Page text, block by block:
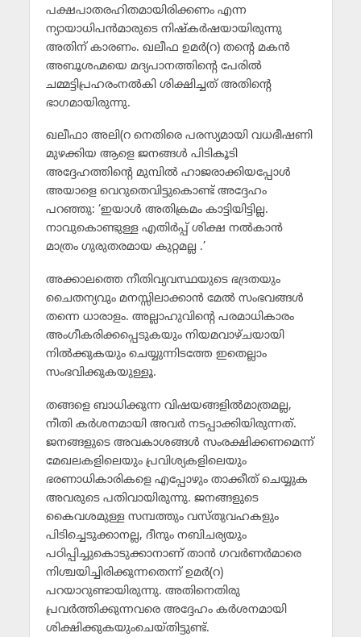
പക്ഷപാതരഹിതമായിരിക്കണം എന്ന
ന്യായാധിപന്‍മാരുടെ നിഷ്‌കര്‍ഷയായിരുന്നു
അതിന് കാരണം. ഖലീഫ ഉമര്‍(റ) തന്റെ മകന്‍
അബൂശഹ്മയെ മദ്യപാനത്തിന്റെ പേരില്‍
ചമ്മട്ടിപ്രഹരംനല്‍കി ശിക്ഷിച്ചത് അതിന്റെ
ഭാഗമായിരുന്നു.
ഖലീഫാ അലി(റ നെതിരെ പരസ്യമായി വധഭീഷണി
മുഴക്കിയ ആളെ ജനങ്ങള്‍ പിടികൂടി
അദ്ദേഹത്തിന്റെ മുമ്പില്‍ ഹാജരാക്കിയപ്പോള്‍
അയാളെ വെറുതെവിട്ടുകൊണ്ട് അദ്ദേഹം
പറഞ്ഞു: ‘ഇയാള്‍ അതിക്രമം കാട്ടിയിട്ടില്ല.
നാവുകൊണ്ടുള്ള എതിര്‍പ്പ് ശിക്ഷ നല്‍കാന്‍
മാത്രം ഗുരുതരമായ കുറ്റമല്ല .’
അക്കാലത്തെ നീതിവ്യവസ്ഥയുടെ ഭദ്രതയും
ചൈതന്യവും മനസ്സിലാക്കാന്‍ മേല്‍ സംഭവങ്ങള്‍
തന്നെ ധാരാളം. അല്ലാഹുവിന്റെ പരമാധികാരം
അംഗീകരിക്കപ്പെടുകയും നിയമവാഴ്ചയായി
നില്‍ക്കുകയും ചെയ്യുന്നിടത്തേ ഇതെല്ലാം
സംഭവിക്കുകയുള്ളൂ.
തങ്ങളെ ബാധിക്കുന്ന വിഷയങ്ങളില്‍മാത്രമല്ല,
നീതി കര്‍ശനമായി അവര്‍ നടപ്പാക്കിയിരുന്നത്.
ജനങ്ങളുടെ അവകാശങ്ങള്‍ സംരക്ഷിക്കണമെന്ന്
മേഖലകളിലെയും പ്രവിശ്യകളിലെയും
ഭരണാധികാരികളെ എപ്പോഴും താക്കീത് ചെയ്യുക
അവരുടെ പതിവായിരുന്നു. ജനങ്ങളുടെ
കൈവശമുള്ള സമ്പത്തും വസ്തുവഹകളും
പിടിച്ചെടുക്കാനല്ല, ദീനും നബിചര്യയും
പഠിപ്പിച്ചുകൊടുക്കാനാണ് താന്‍ ഗവര്‍ണര്‍മാരെ
നിശ്ചയിച്ചിരിക്കുന്നതെന്ന് ഉമര്‍(റ)
പറയാറുണ്ടായിരുന്നു. അതിനെതിരു
പ്രവര്‍ത്തിക്കുന്നവരെ അദ്ദേഹം കര്‍ശനമായി
ശിക്ഷിക്കുകയുംചെയ്തിട്ടുണ്ട്.